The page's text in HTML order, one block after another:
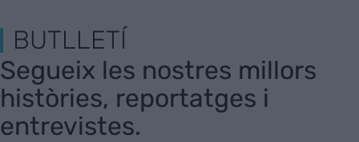
BUTLLETÍ
Segueix les nostres millors
històries, reportatges i
entrevistes.